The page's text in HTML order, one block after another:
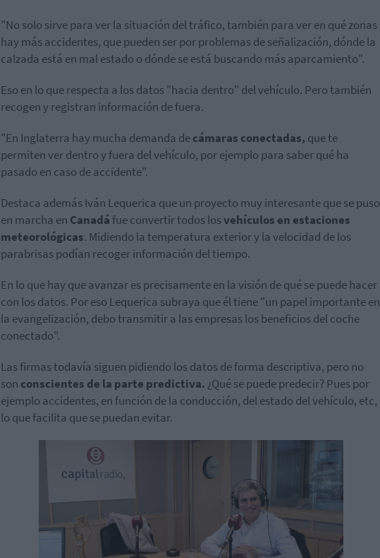
"No solo sirve para ver la situación del tráfico, también para ver en qué zonas
hay más accidentes, que pueden ser por problemas de señalización, dónde la
calzada está en mal estado o dónde se está buscando más aparcamiento".
Eso en lo que respecta a los datos "hacia dentro" del vehículo. Pero también
recogen y registran información de fuera.
"En Inglaterra hay mucha demanda decámaras conectadas, que te
permiten ver dentro y fuera del vehículo, por ejemplo para saber qué ha
pasado en caso de accidente".
Destaca además Iván Lequerica que un proyecto muy interesante que se puso
en marcha en Canadá fue convertir todos losvehículos en estaciones
meteorológicas. Midiendo la temperatura exterior y la velocidad de los
parabrisas podían recoger información del tiempo.
En lo que hay que avanzar es precisamente en la visión de qué se puede hacer
con los datos. Por eso Lequerica subraya que él tiene "un papel importante en
la evangelización, debo transmitir a las empresas los beneficios del coche
conectado".
Las firmas todavía siguen pidiendo los datos de forma descriptiva, pero no
son conscientes de la parte predictiva. ¿Qué se puede predecir? Pues por
ejemplo accidentes, en función de la conducción, del estado del vehículo, etc,
lo que facilita que se puedan evitar.